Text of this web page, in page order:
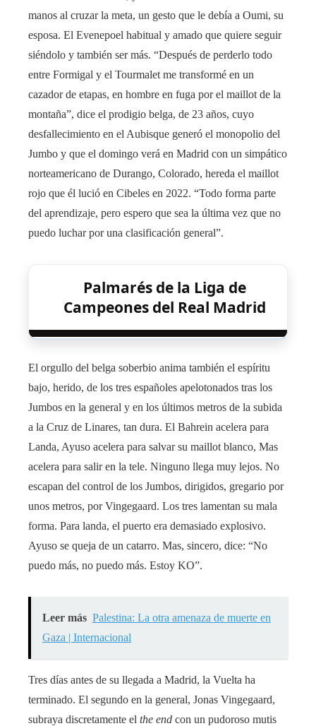
manos al cruzar la meta, un gesto que le debía a Oumi, su
esposa. El Evenepoel habitual y amado que quiere seguir
siéndolo y también ser más. “Después de perderlo todo
entre Formigal y el Tourmalet me transformé en un
cazador de etapas, en hombre en fuga por el maillot de la
montaña”, dice el prodigio belga, de 23 años, cuyo
desfallecimiento en el Aubisque generó el monopolio del
Jumbo y que el domingo verá en Madrid con un simpático
norteamericano de Durango, Colorado, hereda el maillot
rojo que él lució en Cibeles en 2022. “Todo forma parte
del aprendizaje, pero espero que sea la última vez que no
puedo luchar por una clasificación general”.
Palmarés de la Liga de
Campeones del Real Madrid
El orgullo del belga soberbio anima también el espíritu
bajo, herido, de los tres españoles apelotonados tras los
Jumbos en la general y en los últimos metros de la subida
a la Cruz de Linares, tan dura. El Bahrein acelera para
Landa, Ayuso acelera para salvar su maillot blanco, Mas
acelera para salir en la tele. Ninguno llega muy lejos. No
escapan del control de los Jumbos, dirigidos, gregario por
unos metros, por Vingegaard. Los tres lamentan su mala
forma. Para landa, el puerto era demasiado explosivo.
Ayuso se queja de un catarro. Mas, sincero, dice: “No
puedo más, no puedo más. Estoy KO”.
Leer más Palestina: La otra amenaza de muerte en
Gaza | Internacional
Tres días antes de su llegada a Madrid, la Vuelta ha
terminado. El segundo en la general, Jonas Vingegaard,
subraya discretamente el the end con un pudoroso mutis